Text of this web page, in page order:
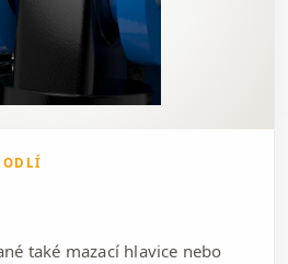
také mazací hlavice nebo